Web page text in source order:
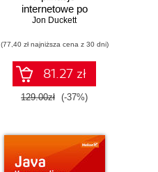
internetowe po
stronie serwera
Jon Duckett
(77,40 zł najniższa cena z 30 dni)
81.27 zł
129.00zł (-37%)